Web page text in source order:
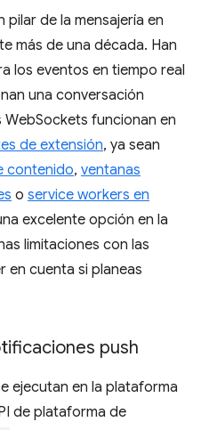
pilar de la mensajería en
más de una década. Han
los eventos en tiempo real
una conversación
funcionan en
de extensión, ya sean
contenido, ventanas
o service workers en
excelente opción en la
limitaciones con las
en cuenta si planeas
push
ejecutan en la plataforma
de plataforma de